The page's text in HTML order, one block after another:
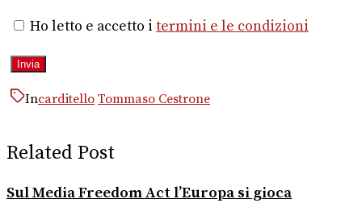
Ho letto e accetto i termini e le condizioni
Incarditello Tommaso Cestrone
Related Post
Sul Media Freedom Act l’Europa si gioca